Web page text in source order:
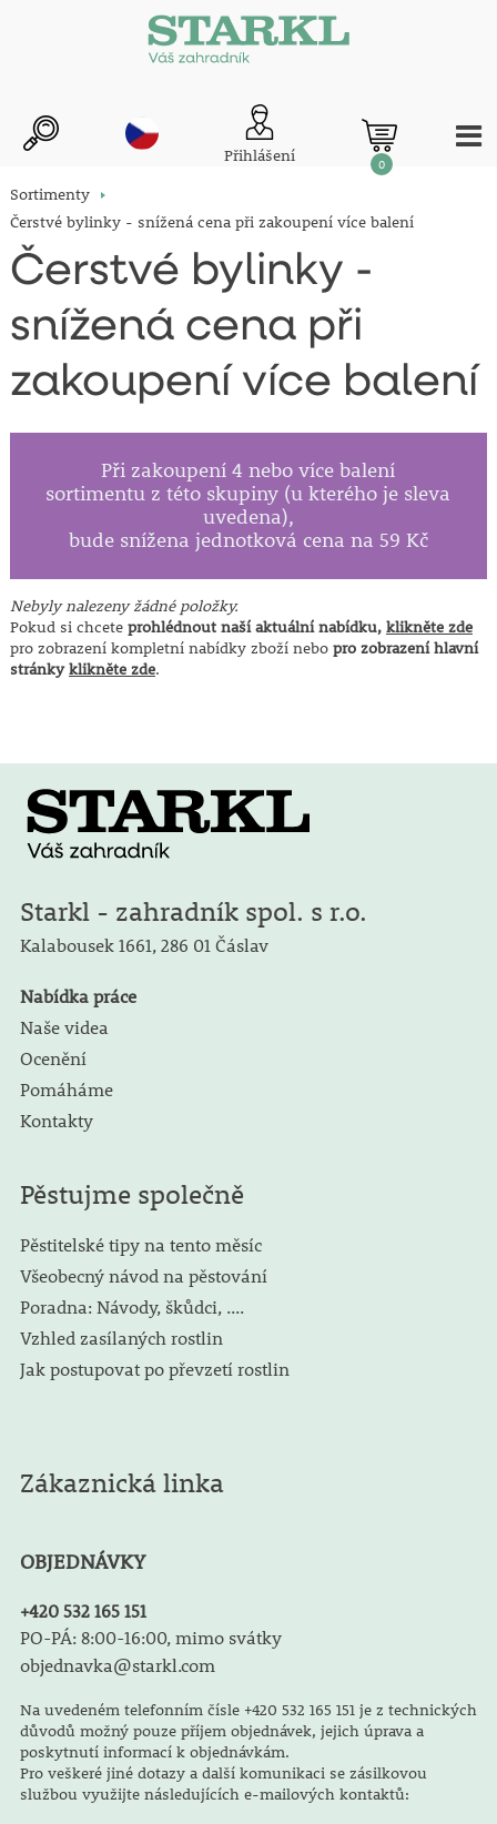
Přihlášení 0
Sortimenty
Čerstvé bylinky - snížená cena při zakoupení více balení
Čerstvé bylinky -
snížená cena při
zakoupení více balení
Při zakoupení 4 nebo více balení
sortimentu z této skupiny (u kterého je sleva
uvedena),
bude snížena jednotková cena na 59 Kč
Nebyly nalezeny žádné položky.
Pokud si chcete prohlédnout naší aktuální nabídku, klikněte zde
pro zobrazení kompletní nabídky zboží nebo pro zobrazení hlavní
stránkyklikněte zde.
Starkl - zahradník spol. s r.o.
Kalabousek 1661, 286 01 Čáslav
Nabídka práce
Naše videa
Ocenění
Pomáháme
Kontakty
Pěstujme společně
Pěstitelské tipy na tento měsíc
Všeobecný návod na pěstování
Poradna: Návody, škůdci, ....
Vzhled zasílaných rostlin
Jak postupovat po převzetí rostlin
Zákaznická linka
OBJEDNÁVKY
+420 532 165 151
PO-PÁ: 8:00-16:00, mimo svátky
objednavka@starkl.com
Na uvedeném telefonním čísle +420 532 165 151 je z technických
důvodů možný pouze příjem objednávek, jejich úprava a
poskytnutí informací k objednávkám.
Pro veškeré jiné dotazy a další komunikaci se zásilkovou
službou využijte následujících e-mailových kontaktů: